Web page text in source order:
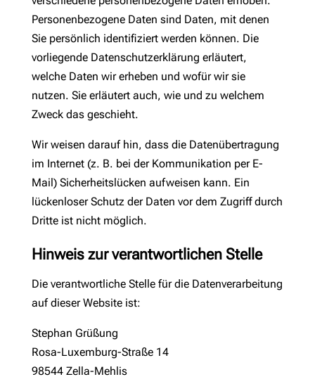
Personenbezogene Daten sind Daten, mit denen
Sie persönlich identifiziert werden können. Die
vorliegende Datenschutzerklärung erläutert,
welche Daten wir erheben und wofür wir sie
nutzen. Sie erläutert auch, wie und zu welchem
Zweck das geschieht.
Wir weisen darauf hin, dass die Datenübertragung
im Internet (z. B. bei der Kommunikation per E-
Mail) Sicherheitslücken aufweisen kann. Ein
lückenloser Schutz der Daten vor dem Zugriff durch
Dritte ist nicht möglich.
Hinweis zur verantwortlichen Stelle
Die verantwortliche Stelle für die Datenverarbeitung
auf dieser Website ist:
Stephan Grüßung
Rosa-Luxemburg-Straße 14
98544 Zella-Mehlis